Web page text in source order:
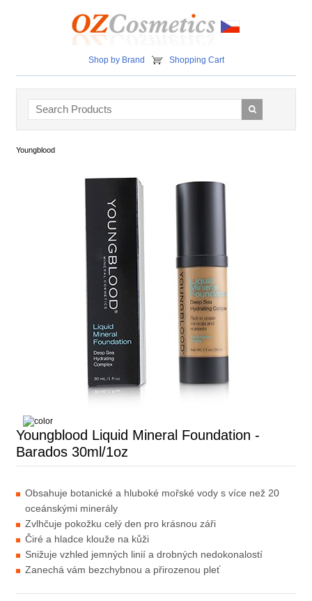
Shop by Brand Shopping Cart
Youngblood
Youngblood Liquid Mineral Foundation -
Barados 30ml/1oz
Obsahuje botanické a hluboké mořské vody s více než 20
oceánskými minerály
Zvlhčuje pokožku celý den pro krásnou záři
Čiré a hladce klouže na kůži
Snižuje vzhled jemných linií a drobných nedokonalostí
Zanechá vám bezchybnou a přirozenou pleť